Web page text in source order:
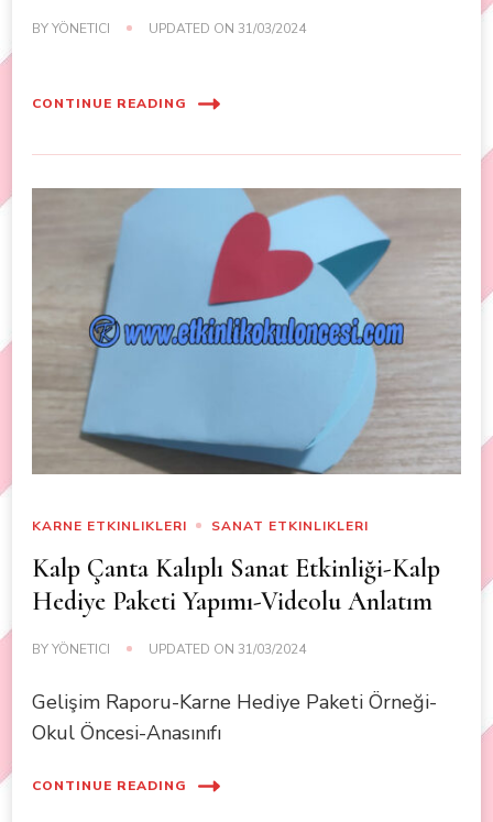
BYYÖNETICI UPDATED ON 31/03/2024
CONTINUE READING
KARNE ETKINLIKLERI SANAT ETKINLIKLERI
Kalp Çanta Kalıplı Sanat Etkinliği-Kalp
Hediye Paketi Yapımı-Videolu Anlatım
BYYÖNETICI UPDATED ON 31/03/2024
Gelişim Raporu-Karne Hediye Paketi Örneği-
Okul Öncesi-Anasınıfı
CONTINUE READING